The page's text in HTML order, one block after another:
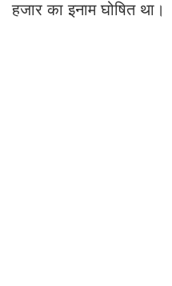
हजार का इनाम घोषित था।